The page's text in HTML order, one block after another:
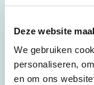
Deze website
We gebruiken
personaliseren,
en om ons
Original spare part:
Specifications